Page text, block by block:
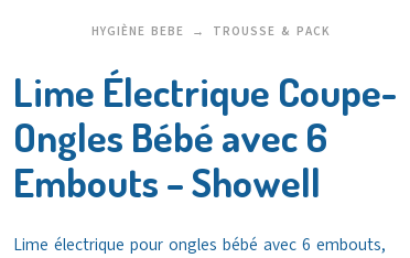
HYGIÈNE BEBE TROUSSE & PACK
Lime Électrique Coupe-
Ongles Bébé avec 6
Embouts – Showell
Lime électrique pour ongles bébé avec 6 embouts,